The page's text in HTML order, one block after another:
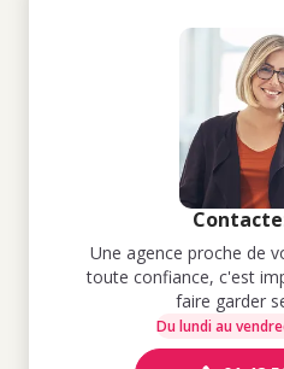
Une agence proche de
toute confiance, c'est
faire garder
Du lundi au